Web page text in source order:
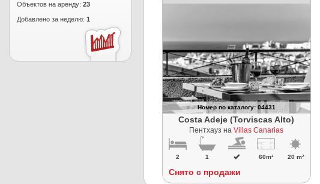
Объектов на аренду: 23
Добавлено за неделю: 1
Номер по каталогу: 04431
Costa Adeje (Torviscas Alto)
Пентхауз наVillas Canarias
2 1 60m² 20 m²
Снято с продажи